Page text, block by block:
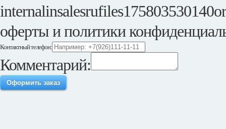
оферты и политики
Контактный телефон:
Комментарий:
Оформить заказ